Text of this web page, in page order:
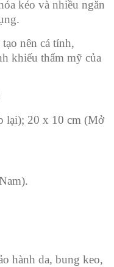
kéo và nhiều ngăn
nên cá tính,
khiếu thẩm mỹ của
lại); 20 x 10 cm (Mở
hành da, bung keo,